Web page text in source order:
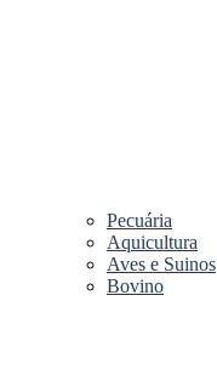
Pecuária
Aquicultura
Aves e Suinos
Bovino